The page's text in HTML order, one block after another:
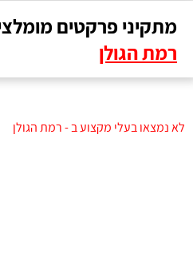
מתקיני פרקטים
רמת הגולן
לא נמצאו בעלי מקצוע ב - רמת הגולן